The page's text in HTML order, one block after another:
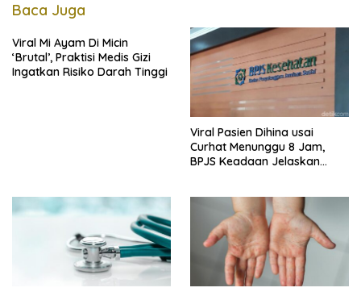
Baca Juga
Viral Mi Ayam Di Micin
‘Brutal’, Praktisi Medis Gizi
Ingatkan Risiko Darah Tinggi
Viral Pasien Dihina usai
Curhat Menunggu 8 Jam,
BPJS Keadaan Jelaskan